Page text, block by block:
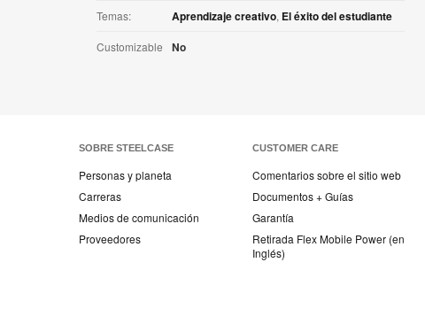
Temas: Aprendizaje creativo, El éxito del estudiante
Customizable No
SOBRE STEELCASE
Personas y planeta
Carreras
Medios de comunicación
Proveedores
CUSTOMER CARE
Comentarios sobre el sitio web
Documentos + Guías
Garantía
Retirada Flex Mobile Power (en
Inglés)